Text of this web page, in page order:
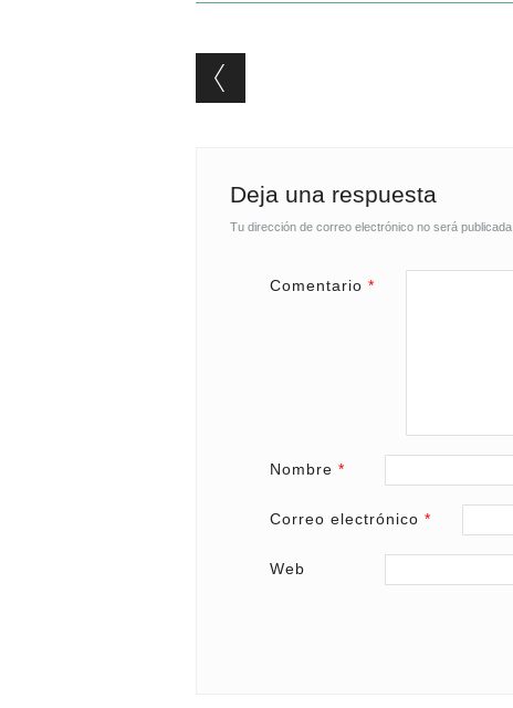
Post navigation
Deja una respuesta
Tu dirección de correo electrónico no será publicada.
Comentario*
Nombre*
Correo electrónico*
Web